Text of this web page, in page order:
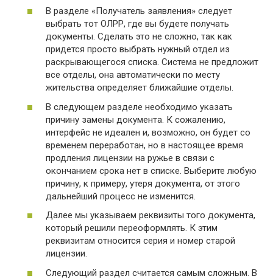
В разделе «Получатель заявления» следует
выбрать тот ОЛРР, где вы будете получать
документы. Сделать это не сложно, так как
придется просто выбрать нужный отдел из
раскрывающегося списка. Система не предложит
все отделы, она автоматически по месту
жительства определяет ближайшие отделы.
В следующем разделе необходимо указать
причину замены документа. К сожалению,
интерфейс не идеален и, возможно, он будет со
временем переработан, но в настоящее время
продления лицензии на ружье в связи с
окончанием срока нет в списке. Выберите любую
причину, к примеру, утеря документа, от этого
дальнейший процесс не изменится.
Далее мы указываем реквизиты того документа,
который решили переоформлять. К этим
реквизитам относится серия и номер старой
лицензии.
Следующий раздел считается самым сложным. В